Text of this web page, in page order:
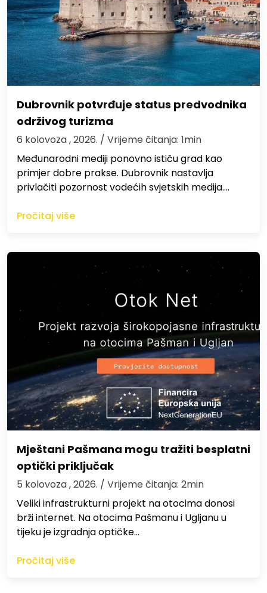
Dubrovnik potvrđuje status predvodnika
održivog turizma
6 kolovoza , 2026. / Vrijeme čitanja: 1min
Međunarodni mediji ponovno ističu grad kao
primjer dobre prakse. Dubrovnik nastavlja
privlačiti pozornost vodećih svjetskih medija.…
Pročitaj više
Mještani Pašmana mogu tražiti besplatni
optički priključak
5 kolovoza , 2026. / Vrijeme čitanja: 2min
Veliki infrastrukturni projekt na otocima donosi
brži internet. Na otocima Pašmanu i Ugljanu u
tijeku je izgradnja optičke…
Pročitaj više